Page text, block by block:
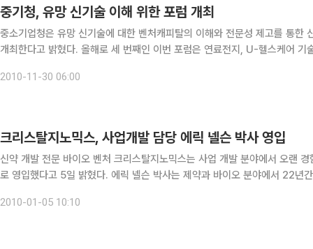
중기청, 유망 신기술 이해 위한 포럼 개최
중소기업청은 유망 신기술에 대한 벤처캐피탈의 이해와 전문성 제고를 통한
개최한다고 밝혔다. 올해로 세 번째인 이번 포럼은 연료전지, U-헬스케어 기술 및 녹색물류 기술현황과 중장기 전망 등에 대한 주제발표와
2010-11-30 06:00
크리스탈지노믹스, 사업개발 담당 에릭 넬슨 박사 영입
신약 개발 전문 바이오 벤처 크리스탈지노믹스는 사업 개발 분야에서 오랜
로 영입했다고 5일 밝혔다. 에릭 넬슨 박사는 제약과 바이오 분야에서 22년간 연구 개발 전략적 제휴 및 사업개발 전문가로 인도제약사인
2010-01-05 10:10